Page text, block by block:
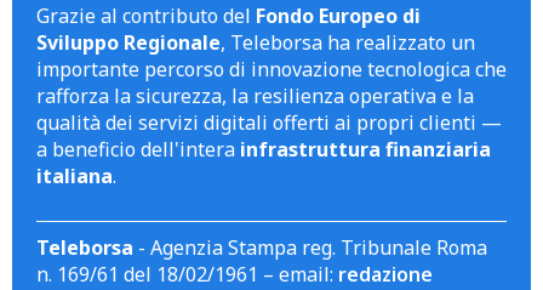
Grazie al contributo del Fondo Europeo di
Sviluppo Regionale, Teleborsa ha realizzato un
importante percorso di innovazione tecnologica che
rafforza la sicurezza, la resilienza operativa e la
qualità dei servizi digitali offerti ai propri clienti —
a beneficio dell'intera infrastruttura finanziaria
italiana.
Teleborsa - Agenzia Stampa reg. Tribunale Roma
n. 169/61 del 18/02/1961 – email: redazione